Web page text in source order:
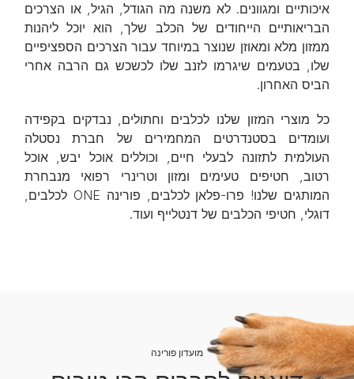
איכותיים ומגוונים. לא משנה מה הגודל, הגיל, או הצרכים
הבריאותיים הייחודים של הכלב שלך, הוא יוכל ליהנות
ממזון מלא ומאוזן שנוצר במיוחד עבור הצרכים הספציפיים
שלו, בטעמים שיגרמו לזנב שלו לכשכש גם הרבה אחרי
הביס האחרון.
כל מוצרי המזון שלנו לכלבים וחתולים, נבדקים בקפידה
ועומדים בסטנדרטים המחמירים של חברת נסטלה
העולמית לתזונה לבעלי חיים, וכוללים אוכל יבש, אוכל
רטוב, חטיפים טעימים ומזון וטרינרי רפואי מנבחרת
המותגים שלנו! פרו-פלאן לכלבים, פורינה ONE לכלבים,
דוגלי, חטיפי הכלבים של דנטלייף ועוד.
מועדון פורינה